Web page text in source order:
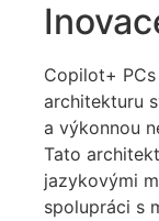
Copilot+
architekturu
a výkonnou n
Tato
jazykovými
spolupráci s